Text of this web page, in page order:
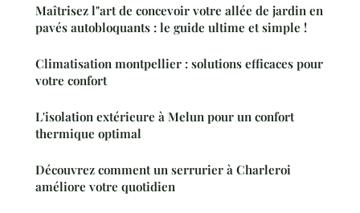
Maîtrisez l"art de concevoir votre allée de jardin en
pavés autobloquants : le guide ultime et simple !
Climatisation montpellier : solutions efficaces pour
votre confort
L'isolation extérieure à Melun pour un confort
thermique optimal
Découvrez comment un serrurier à Charleroi
améliore votre quotidien